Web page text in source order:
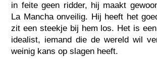
in feite geen ridder, hij maakt
La Mancha onveilig. Hij heeft het
zit een steekje bij hem los. Het is
idealist, iemand die de wereld wil
weinig kans op slagen heeft.